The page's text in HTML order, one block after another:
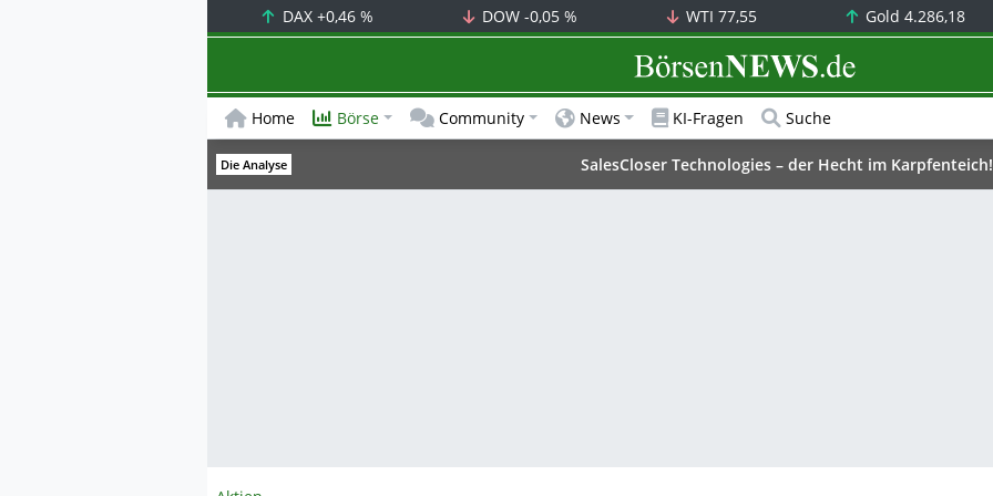
DAX +0,46 % DOW-0,05 % WTI77,55 Gold4.286,18
BörsenNEWS.de
Home Börse Community News KI-Fragen Suche
Die Analyse SalesCloser Technologies – der Hecht im Karpfenteich!